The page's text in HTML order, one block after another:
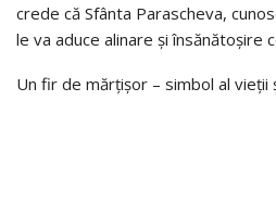
crede că Sfânta Parascheva,
le va aduce alinare și însănătoșire
Un fir de mărțișor – simbol al vieții